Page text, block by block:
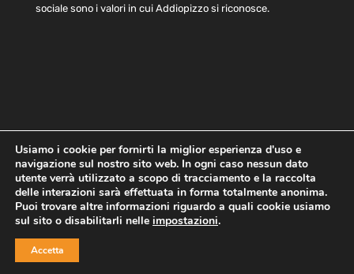
sociale sono i valori in cui Addiopizzo si riconosce.
Home Statuto e bilancio
Contatti
Privacy
Cookie Child Protection Policy
Copyright © 2021 AddioPizzo | Tutti i diritti riservati | Sede
Usiamo i cookie per fornirti la miglior esperienza d'uso e
navigazione sul nostro sito web. In ogni caso nessun dato
utente verrà utilizzato a scopo di tracciamento e la raccolta
delle interazioni sarà effettuata in forma totalmente anonima.
Puoi trovare altre informazioni riguardo a quali cookie usiamo
sul sito o disabilitarli nelle impostazioni.
Accetta